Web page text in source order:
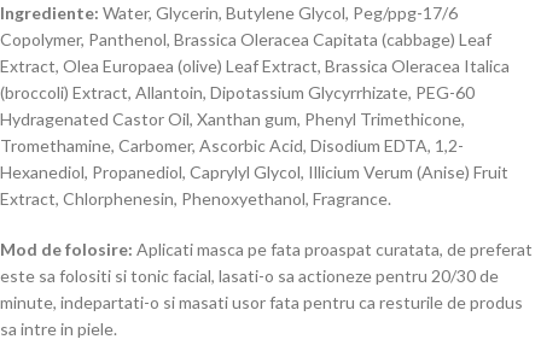
Ingrediente: Water, Glycerin, Butylene Glycol, Peg/ppg-17/6
Copolymer, Panthenol, Brassica Oleracea Capitata (cabbage) Leaf
Extract, Olea Europaea (olive) Leaf Extract, Brassica Oleracea Italica
(broccoli) Extract, Allantoin, Dipotassium Glycyrrhizate, PEG-60
Hydragenated Castor Oil, Xanthan gum, Phenyl Trimethicone,
Tromethamine, Carbomer, Ascorbic Acid, Disodium EDTA, 1,2-
Hexanediol, Propanediol, Caprylyl Glycol, Illicium Verum (Anise) Fruit
Extract, Chlorphenesin, Phenoxyethanol, Fragrance.
Mod de folosire: Aplicati masca pe fata proaspat curatata, de preferat
este sa folositi si tonic facial, lasati-o sa actioneze pentru 20/30 de
minute, indepartati-o si masati usor fata pentru ca resturile de produs
sa intre in piele.